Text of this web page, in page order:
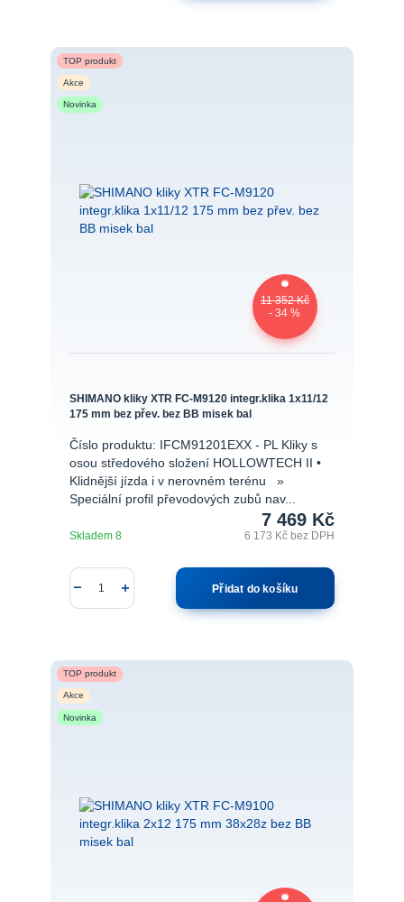
TOP produkt
Akce
Novinka
11 352 Kč
- 34 %
SHIMANO kliky XTR FC-M9120 integr.klika 1x11/12
175 mm bez přev. bez BB misek bal
Číslo produktu: IFCM91201EXX - PL Kliky s
osou středového složení HOLLOWTECH II •
Klidnější jízda i v nerovném terénu »
Speciální profil převodových zubů nav...
7 469 Kč
6 173 Kčbez DPH
Skladem 8
Přidat do košíku
TOP produkt
Akce
Novinka